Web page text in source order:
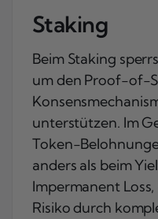
Staking
Beim Staking
um den Proof-of-
unterstützen. Im
Token-
anders als beim
Impermanent
Risiko durch